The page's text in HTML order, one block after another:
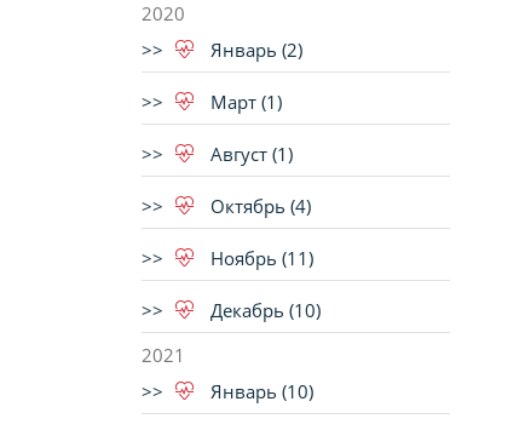
2020
Январь (2)
Март (1)
Август (1)
Октябрь (4)
Ноябрь (11)
Декабрь (10)
2021
Январь (10)